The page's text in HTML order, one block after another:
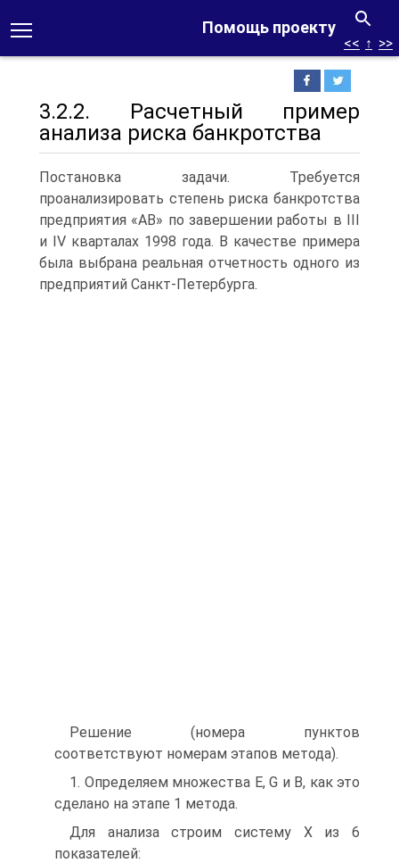
Помощь проекту
<< ↑ >>
3.2.2. Расчетный пример
анализа риска банкротства
Постановка задачи. Требуется
проанализировать степень риска банкротства
предприятия «АВ» по завершении работы в III
и IV кварталах 1998 года. В качестве примера
была выбрана реальная отчетность одного из
предприятий Санкт-Петербурга.
Решение (номера пунктов
соответствуют номерам этапов метода).
1. Определяем множества E, G и B, как это
сделано на этапе 1 метода.
Для анализа строим систему Х из 6
показателей: